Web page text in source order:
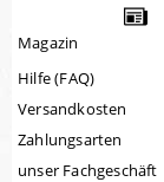
Magazin
Hilfe (FAQ)
Versandkosten
Zahlungsarten
unser Fachgeschäft